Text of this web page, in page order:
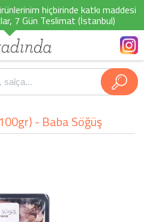
hiçbirinde katkı maddesi
7 Gün Teslimat (İstanbul)
- Baba Söğüş